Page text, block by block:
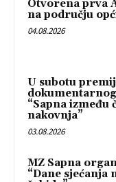
Otvorena prva
na području
04.08.2026
U subotu
“Sapna između
nakovnja”
03.08.2026
MZ Sapna
“Dane sjećanja